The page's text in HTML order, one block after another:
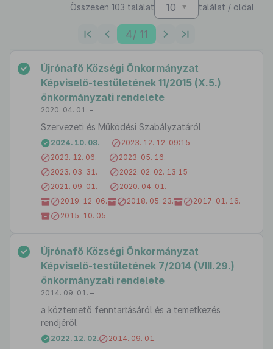
Összesen 103 találat 10 találat / oldal
4/ 11
Újrónafő Községi Önkormányzat
Képviselő-testületének 11/2015 (X.5.)
önkormányzati rendelete
2020. 04. 01. –
Szervezeti és Működési Szabályzatáról
2024. 10. 08.
2023. 12. 12. 09:15
2023. 12. 06.
2023. 05. 16.
2023. 03. 31.
2022. 02. 02. 13:15
2021. 09. 01.
2020. 04. 01.
2019. 12. 06.
2018. 05. 23.
2017. 01. 16.
2015. 10. 05.
Újrónafő Községi Önkormányzat
Képviselő-testületének 7/2014 (VIII.29.)
önkormányzati rendelete
2014. 09. 01. –
a köztemető fenntartásáról és a temetkezés
rendjéről
2022. 12. 02. 2014. 09. 01.